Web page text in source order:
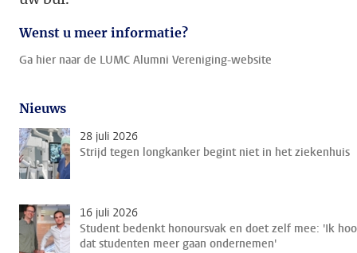
Wenst u meer informatie?
Ga hier naar de LUMC Alumni Vereniging-website
Nieuws
28 juli 2026
Strijd tegen longkanker begint niet in het ziekenhuis
16 juli 2026
Student bedenkt honoursvak en doet zelf mee: 'Ik
dat studenten meer gaan ondernemen'